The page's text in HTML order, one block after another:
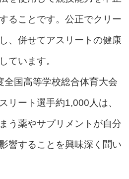
ることです。公正でクリー
、併せてアスリートの健康
ています。
国高等学校総合体育大会
リート選手約1,000人は、
う薬やサプリメントが自分
響することを興味深く聞い